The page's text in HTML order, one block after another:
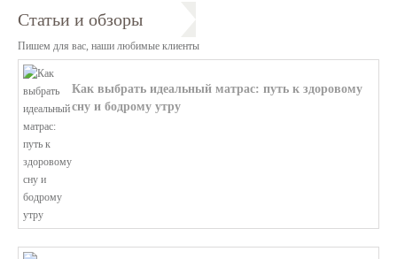
Статьи и обзоры
Пишем для вас, наши любимые клиенты
Как выбрать идеальный матрас: путь к здоровому
сну и бодрому утру